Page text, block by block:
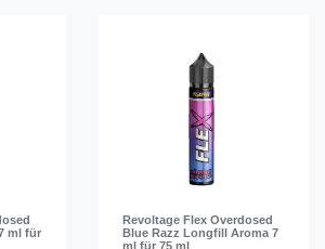
ml für
Revoltage Flex Overdosed
Blue Razz Longfill Aroma 7
ml für 75 ml